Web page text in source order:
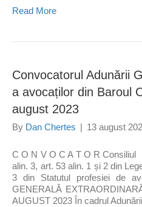
Read More
Convocatorul Adunării
a avocaților din Baroul
august 2023
By Dan Chertes | 13 august
C O N V O C A T O R Consiliul
alin. 3, art. 53 alin. 1 și 2 din
3 din Statutul profesiei de
GENERALĂ
AUGUST 2023 În cadrul